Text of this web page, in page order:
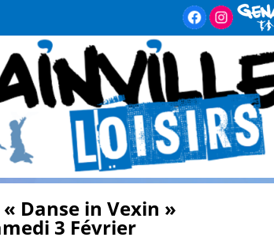
Danse in Vexin »
3 Février